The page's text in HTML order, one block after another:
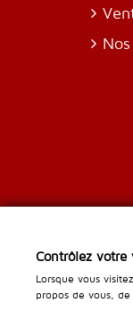
Contrôlez votre
Lorsque vous
propos de vous,